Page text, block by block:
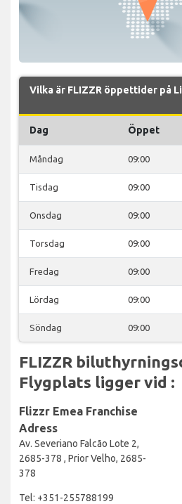
Vilka är FLIZZR öppettider på
Dag Öppet
Måndag 09:00
Tisdag 09:00
Onsdag 09:00
Torsdag 09:00
Fredag 09:00
Lördag 09:00
Söndag 09:00
FLIZZR
Flygplats ligger vid :
Flizzr Emea Franchise
Adress
Av. Severiano Falcão Lote 2,
2685-378 , Prior Velho, 2685-
378
Tel: +351-255788199